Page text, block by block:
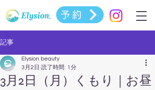
予約
記事
3月2日（月）くもり｜お昼
Elysion beauty
3月2日 読了時間: 1分